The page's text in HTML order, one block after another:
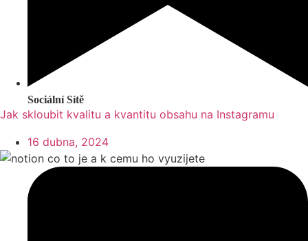
Sociální Sítě
Jak skloubit kvalitu a kvantitu obsahu na Instagramu
16 dubna, 2024